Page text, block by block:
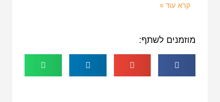
קרא עוד »
מוזמנים לשתף: